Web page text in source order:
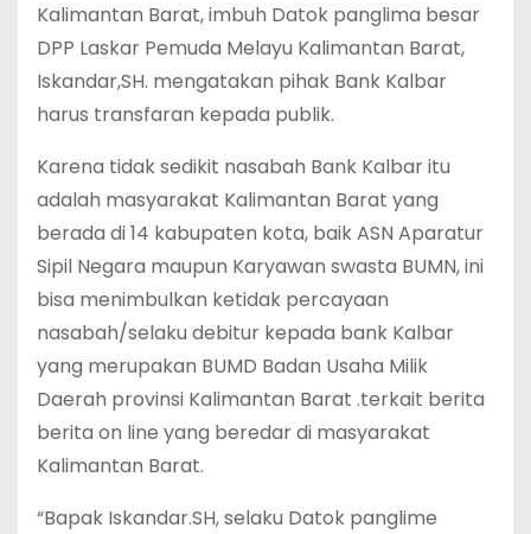
Kalimantan Barat, imbuh Datok panglima besar
DPP Laskar Pemuda Melayu Kalimantan Barat,
Iskandar,SH. mengatakan pihak Bank Kalbar
harus transfaran kepada publik.
Karena tidak sedikit nasabah Bank Kalbar itu
adalah masyarakat Kalimantan Barat yang
berada di 14 kabupaten kota, baik ASN Aparatur
Sipil Negara maupun Karyawan swasta BUMN, ini
bisa menimbulkan ketidak percayaan
nasabah/selaku debitur kepada bank Kalbar
yang merupakan BUMD Badan Usaha Milik
Daerah provinsi Kalimantan Barat .terkait berita
berita on line yang beredar di masyarakat
Kalimantan Barat.
“Bapak Iskandar.SH, selaku Datok panglime